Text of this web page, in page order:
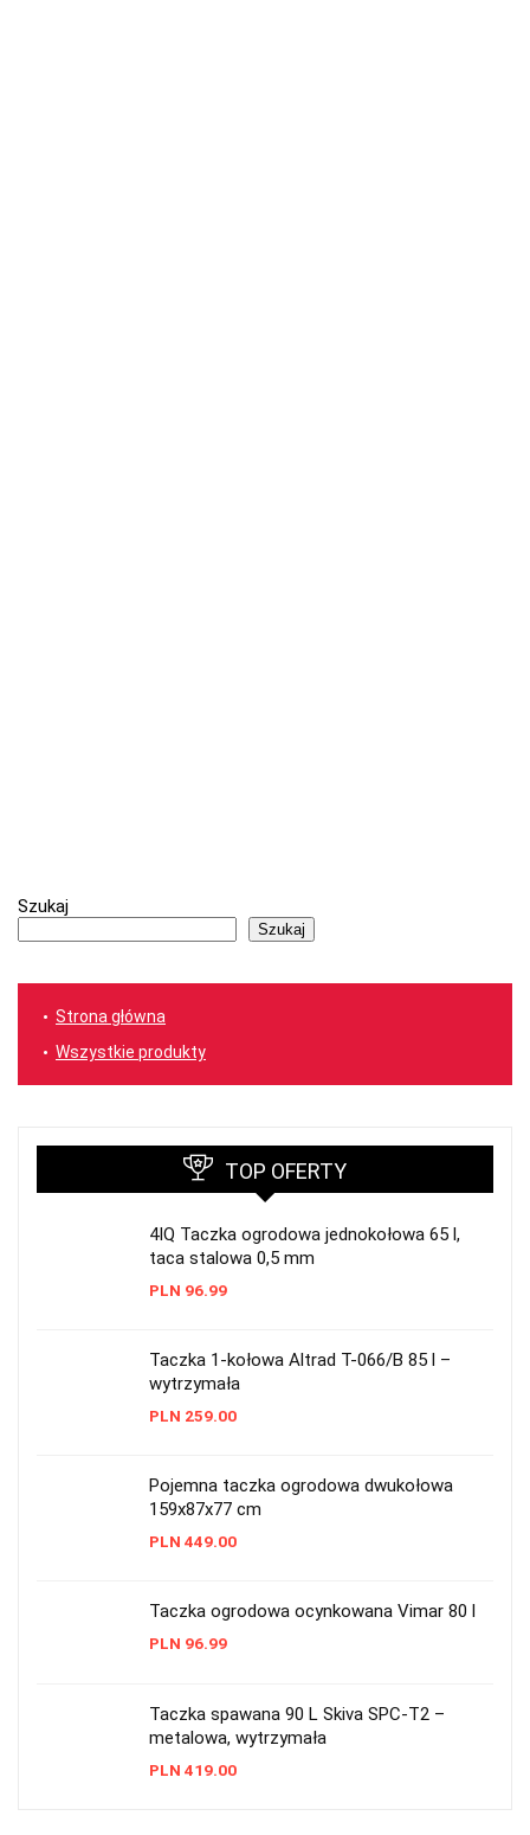
Szukaj
Szukaj
Strona główna
Wszystkie produkty
TOP OFERTY
4IQ Taczka ogrodowa jednokołowa 65 l,
taca stalowa 0,5 mm
PLN 96.99
Taczka 1-kołowa Altrad T-066/B 85 l –
wytrzymała
PLN 259.00
Pojemna taczka ogrodowa dwukołowa
159x87x77 cm
PLN 449.00
Taczka ogrodowa ocynkowana Vimar 80 l
PLN 96.99
Taczka spawana 90 L Skiva SPC-T2 –
metalowa, wytrzymała
PLN 419.00